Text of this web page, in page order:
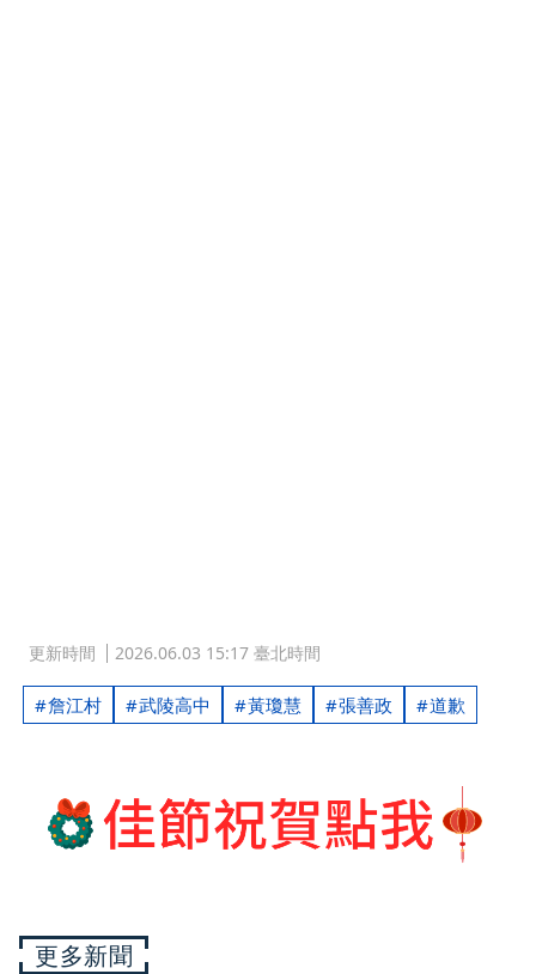
更新時間 2026.06.03 15:17 臺北時間
詹江村 武陵高中 黃瓊慧 張善政 道歉
更多新聞